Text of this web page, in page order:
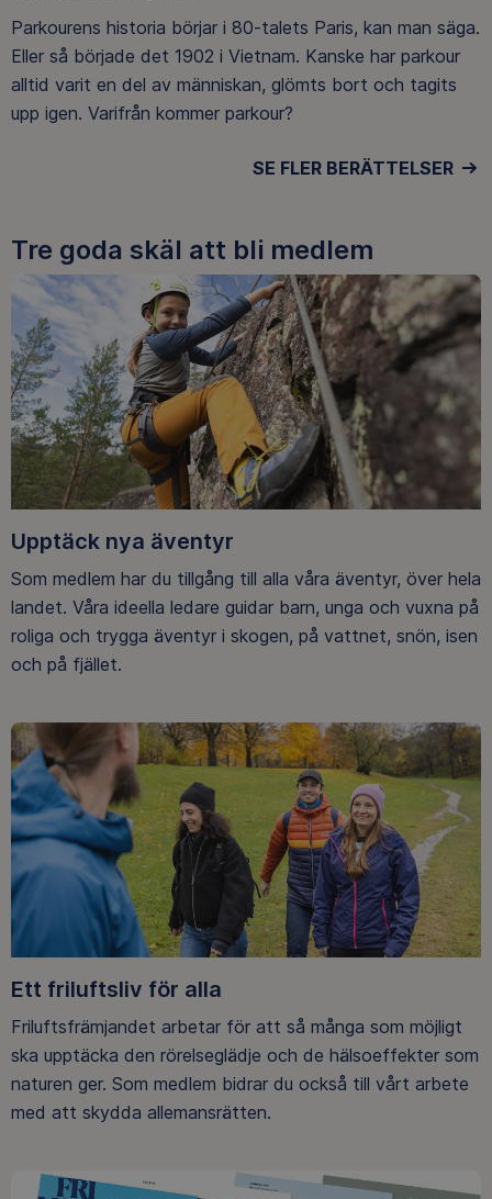
Parkourens historia börjar i 80-talets Paris, kan man säga.
Eller så började det 1902 i Vietnam. Kanske har parkour
alltid varit en del av människan, glömts bort och tagits
upp igen. Varifrån kommer parkour?
SE FLER BERÄTTELSER
Tre goda skäl att bli medlem
Upptäck nya äventyr
Som medlem har du tillgång till alla våra äventyr, över hela
landet. Våra ideella ledare guidar barn, unga och vuxna på
roliga och trygga äventyr i skogen, på vattnet, snön, isen
och på fjället.
Ett friluftsliv för alla
Friluftsfrämjandet arbetar för att så många som möjligt
ska upptäcka den rörelseglädje och de hälsoeffekter som
naturen ger. Som medlem bidrar du också till vårt arbete
med att skydda allemansrätten.